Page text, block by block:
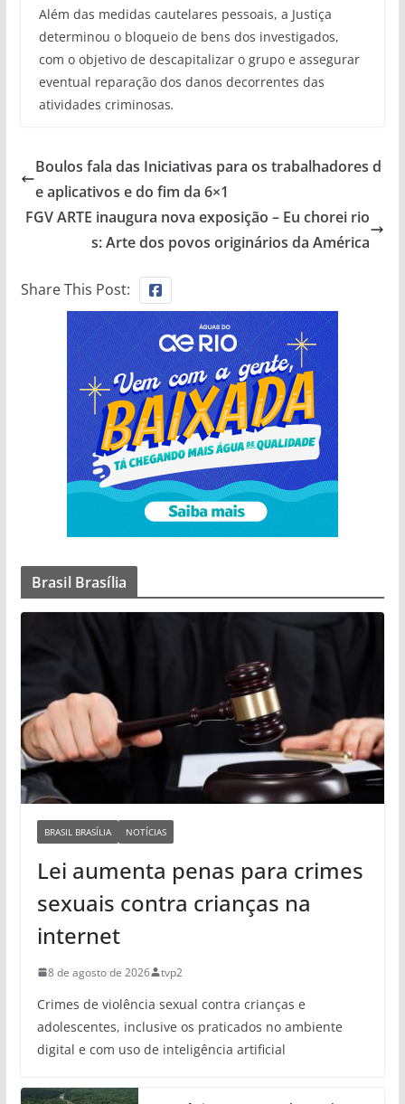
Além das medidas cautelares pessoais, a Justiça
determinou o bloqueio de bens dos investigados,
com o objetivo de descapitalizar o grupo e assegurar
eventual reparação dos danos decorrentes das
atividades criminosas.
Boulos fala das Iniciativas para os trabalhadores d
e aplicativos e do fim da 6×1
FGV ARTE inaugura nova exposição – Eu chorei rio
s: Arte dos povos originários da América
Share This Post:
Brasil Brasília
BRASIL BRASÍLIA NOTÍCIAS
Lei aumenta penas para crimes
sexuais contra crianças na
internet
8 de agosto de 2026 tvp2
Crimes de violência sexual contra crianças e
adolescentes, inclusive os praticados no ambiente
digital e com uso de inteligência artificial